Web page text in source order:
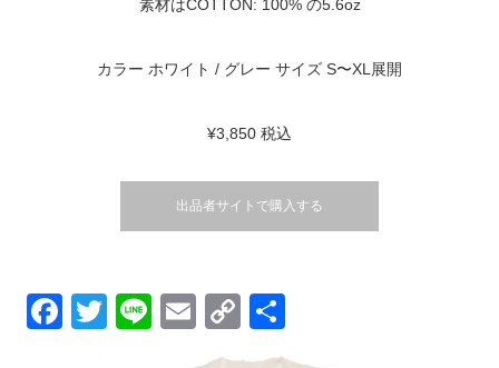
素材はCOTTON: 100% の5.6oz
カラー ホワイト / グレー サイズ S〜XL展開
¥3,850 税込
出品者サイトで購入する
Facebook
Twitter
LineEmail
Copy
Link